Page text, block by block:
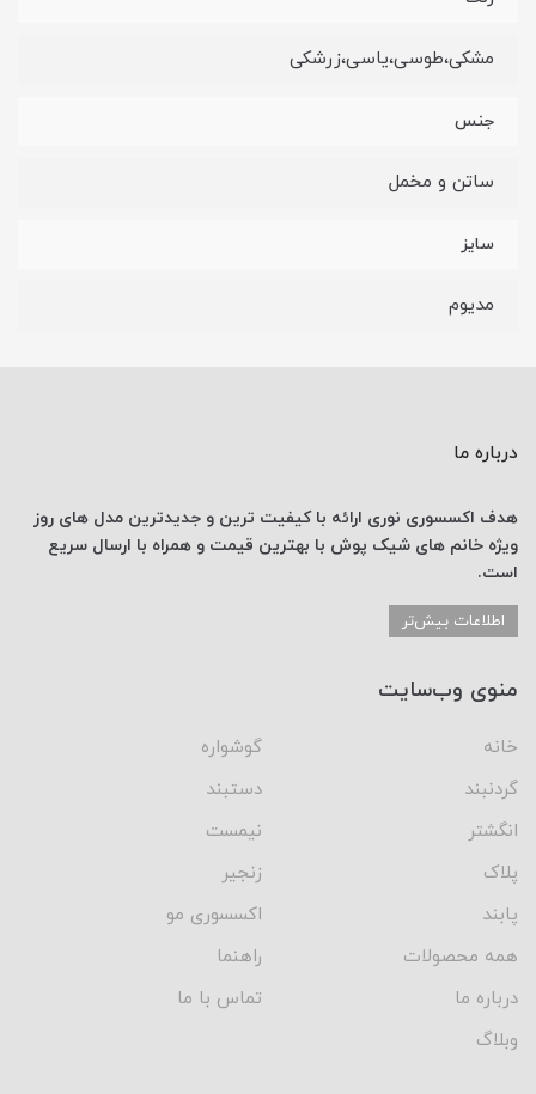
مشکی،طوسی،یاسی،زرشکی
جنس
ساتن و مخمل
سایز
مدیوم
درباره ما
هدف اکسسوری نوری ارائه با کیفیت ترین و جدیدترین مدل های روز
ویژه خانم های شیک پوش با بهترین قیمت و همراه با ارسال سریع
است.
اطلاعات بیش‌تر
منوی وب‌سایت
خانه
گوشواره
گردنبند
دستبند
انگشتر
نیمست
پلاک
زنجیر
پابند
اکسسوری مو
همه محصولات
راهنما
درباره ما
تماس با ما
وبلاگ